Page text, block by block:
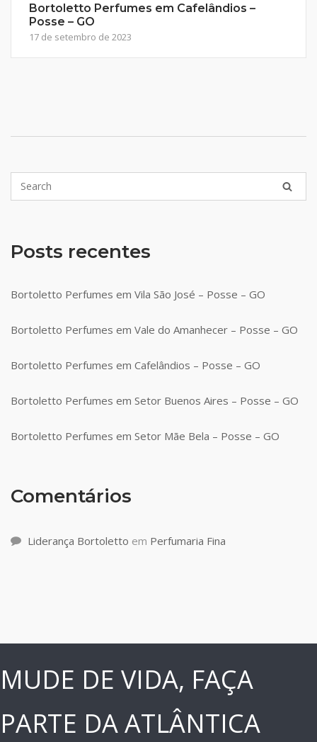
Bortoletto Perfumes em Cafelândios –
Posse – GO
17 de setembro de 2023
Posts recentes
Bortoletto Perfumes em Vila São José – Posse – GO
Bortoletto Perfumes em Vale do Amanhecer – Posse – GO
Bortoletto Perfumes em Cafelândios – Posse – GO
Bortoletto Perfumes em Setor Buenos Aires – Posse – GO
Bortoletto Perfumes em Setor Mãe Bela – Posse – GO
Comentários
Liderança Bortoletto em Perfumaria Fina
MUDE DE VIDA, FAÇA
PARTE DA ATLÂNTICA